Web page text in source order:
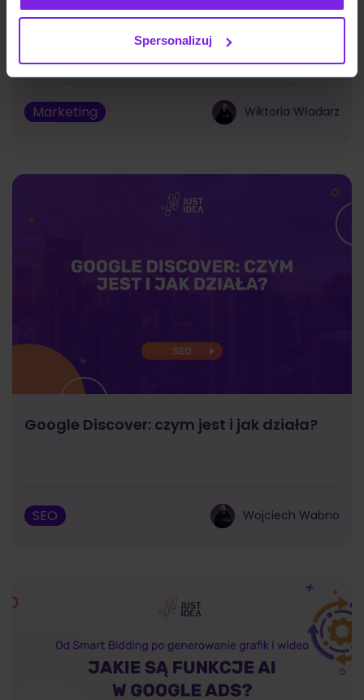
Spersonalizuj
Jakie są typy reklam Meta Ads? Formaty
Marketing Wiktoria Władarz
Google Discover: czym jest i jak działa?
SEO Wojciech Wabno